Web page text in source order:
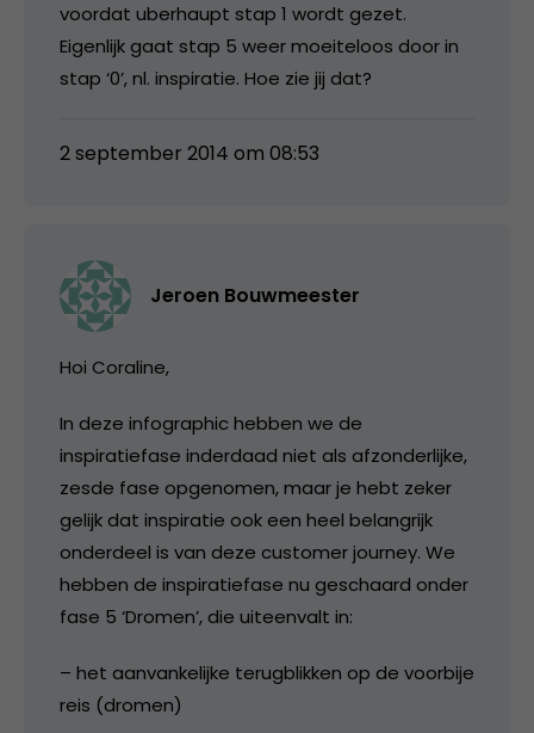
voordat uberhaupt stap 1 wordt gezet.
Eigenlijk gaat stap 5 weer moeiteloos door in
stap ‘0’, nl. inspiratie. Hoe zie jij dat?
2 september 2014 om 08:53
Jeroen Bouwmeester
Hoi Coraline,
In deze infographic hebben we de
inspiratiefase inderdaad niet als afzonderlijke,
zesde fase opgenomen, maar je hebt zeker
gelijk dat inspiratie ook een heel belangrijk
onderdeel is van deze customer journey. We
hebben de inspiratiefase nu geschaard onder
fase 5 ‘Dromen’, die uiteenvalt in:
– het aanvankelijke terugblikken op de voorbije
reis (dromen)